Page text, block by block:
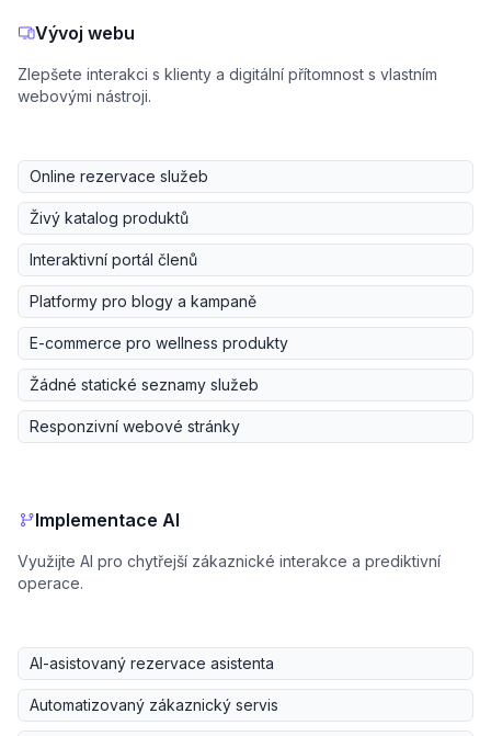
Vývoj webu
Zlepšete interakci s klienty a digitální přítomnost s vlastním
webovými nástroji.
Online rezervace služeb
Živý katalog produktů
Interaktivní portál členů
Platformy pro blogy a kampaně
E-commerce pro wellness produkty
Žádné statické seznamy služeb
Responzivní webové stránky
Implementace AI
Využijte AI pro chytřejší zákaznické interakce a prediktivní
operace.
AI-asistovaný rezervace asistenta
Automatizovaný zákaznický servis